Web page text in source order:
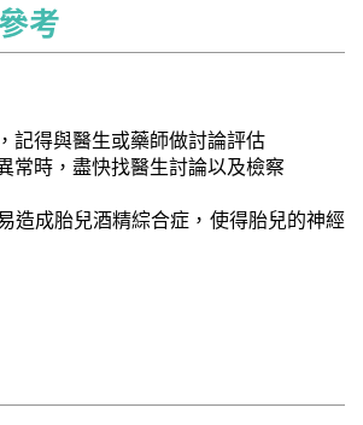
考
記得與醫生或藥師做討論評估
常時，盡快找醫生討論以及檢察
造成胎兒酒精綜合症，使得胎兒的神經